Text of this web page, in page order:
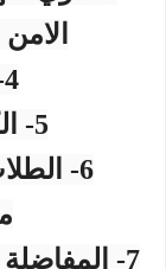
4- المحاضرين (3%).
5- الكفاءات العائدة (2%).
6-
7- المفاضلة بين المتقدمين للتعيين (15%).